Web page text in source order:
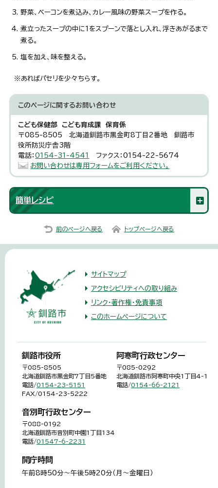
野菜、ベーコンを煮込み、カレー風味の野菜スープを作る。
煮立ったスープの中に1をスプーンで落とし入れ、浮きあがるまで
煮る。
塩を加え、味を整える。
※あればパセリを少々ちらす。
このページに関するお問い合わせ
こども保健部 こども育成課 保育係
〒085-8505 北海道釧路市黒金町8丁目2番地 釧路市
役所防災庁舎3階
電話：0154-31-4541
ファクス：0154-22-5674
お問い合わせは専用フォームをご利用ください。
簡単レシピ
前のページへ戻る トップページへ戻る
サイトマップ
アクセシビリティへの取り組み
リンク・著作権・免責事項
このホームページについて
釧路市役所
〒085-8505
北海道釧路市黒金町7丁目5番地
電話/0154-23-5151
FAX/0154-23-5222
阿寒町行政センター
〒085-0292
北海道釧路市阿寒町中央1丁目4-1
電話/0154-66-2121
音別町行政センター
〒088-0192
北海道釧路市音別町中園1丁目134
電話/01547-6-2231
開庁時間
午前8時50分～午後5時20分（月～金曜日）